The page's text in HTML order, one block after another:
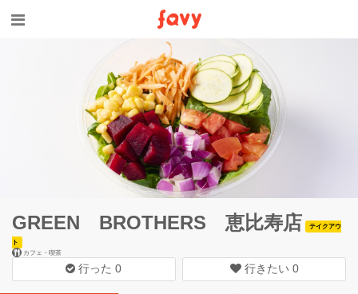
GREEN BROTHERS 恵比寿店 テイクアウ
ト
カフェ・喫茶
行った0 行きたい 0